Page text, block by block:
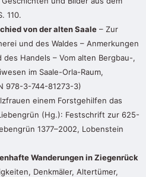
110.
von der alten Saale – Zur
und des Waldes – Anmerkungen
Handels – Vom alten Bergbau-,
im Saale-Orla-Raum,
978-3-744-81273-3)
einem Forstgehilfen das
(Hg.): Festschrift zur 625-
1377–2002, Lobenstein
Wanderungen in Ziegenrück
Denkmäler, Altertümer,